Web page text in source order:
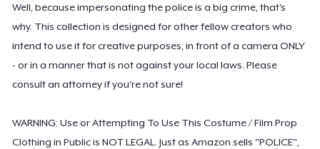
Well, because impersonating the police is a big crime, that's
why. This collection is designed for other fellow creators who
intend to use it for creative purposes, in front of a camera ONLY
- or in a manner that is not against your local laws. Please
consult an attorney if you're not sure!
WARNING: Use or Attempting To Use This Costume / Film Prop
Clothing in Public is NOT LEGAL. Just as Amazon sells "POLICE",